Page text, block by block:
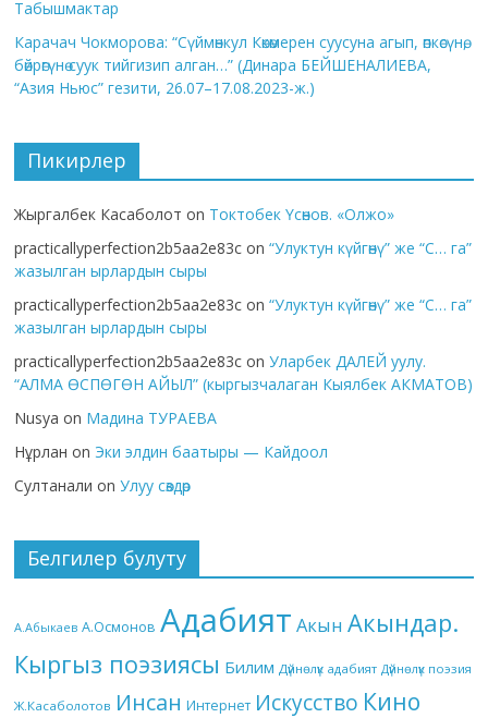
Табышмактар
Карачач Чокморова: “Сүймөнкул Көкөмерен суусуна агып, өпкөсүнө,
бөйрөгүнө суук тийгизип алган…” (Динара БЕЙШЕНАЛИЕВА,
“Азия Ньюс” гезити, 26.07–17.08.2023-ж.)
Пикирлер
Жыргалбек Касаболот on Токтобек Үсөнов. «Олжо»
practicallyperfection2b5aa2e83c on“Улуктун күйгөнү” же “С… га”
жазылган ырлардын сыры
practicallyperfection2b5aa2e83c on“Улуктун күйгөнү” же “С… га”
жазылган ырлардын сыры
practicallyperfection2b5aa2e83c onУларбек ДАЛЕЙ уулу.
“АЛМА ӨСПӨГӨН АЙЫЛ” (кыргызчалаган Кыялбек АКМАТОВ)
Nusya on Мадина ТУРАЕВА
Нұрлан on Эки элдин баатыры — Кайдоол
Султанали onУлуу сөздөр
Белгилер булуту
А.Абыкаев А.Осмонов Адабият Акын Акындар.
Кыргыз поэзиясы Билим Дүйнөлүк адабият Дүйнөлүк поэзия
Ж.Касаболотов Инсан Интернет Искусство Кино